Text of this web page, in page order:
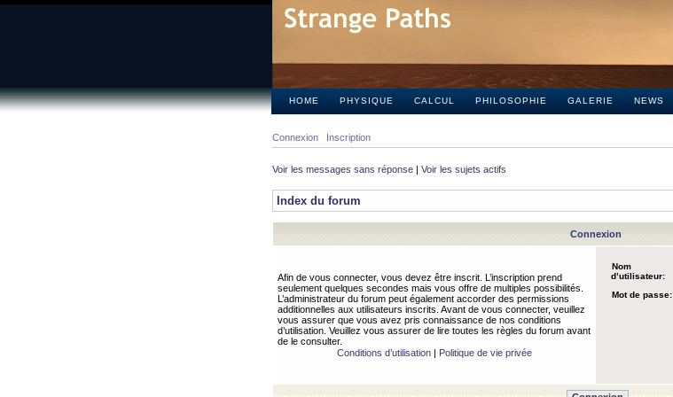
HOME PHYSIQUE CALCUL PHILOSOPHIE GALERIE NEWS
Connexion Inscription
Voir les messages sans réponse | Voir les sujets actifs
Index du forum
Connexion
Afin de vous connecter, vous devez être inscrit. L’inscription prend
seulement quelques secondes mais vous offre de multiples possibilités.
L’administrateur du forum peut également accorder des permissions
additionnelles aux utilisateurs inscrits. Avant de vous connecter, veuillez
vous assurer que vous avez pris connaissance de nos conditions
d’utilisation. Veuillez vous assurer de lire toutes les règles du forum avant
de le consulter.
Conditions d’utilisation| Politique de vie privée
Nom
d’utilisateur:
Mot de passe: